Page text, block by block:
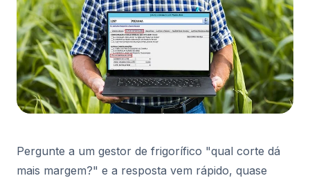
Pergunte a um gestor de frigorífico "qual corte dá
mais margem?" e a resposta vem rápido, quase